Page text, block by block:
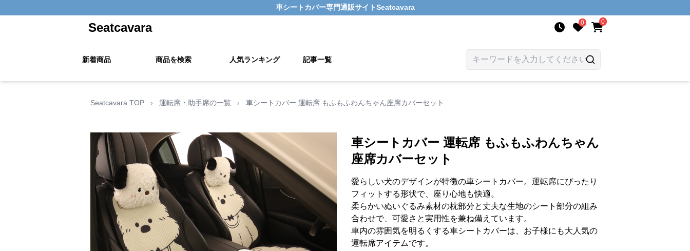
車シートカバー専門通販サイトSeatcavara
Seatcavara 0 0
新着商品 商品を検索 人気ランキング 記事一覧
Seatcavara TOP › 運転席・助手席の一覧 › 車シートカバー 運転席 もふもふわんちゃん座席カバーセット
車シートカバー 運転席 もふもふわんちゃん
座席カバーセット
愛らしい犬のデザインが特徴の車シートカバー。運転席にぴったり
フィットする形状で、座り心地も快適。
柔らかいぬいぐるみ素材の枕部分と丈夫な生地のシート部分の組み
合わせで、可愛さと実用性を兼ね備えています。
車内の雰囲気を明るくする車シートカバーは、お子様にも大人気の
運転席アイテムです。